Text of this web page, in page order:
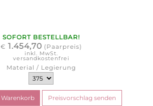
SOFORT BESTELLBAR!
€ 1.454,70 (Paarpreis)
inkl. MwSt.
versandkostenfrei
Material / Legierung